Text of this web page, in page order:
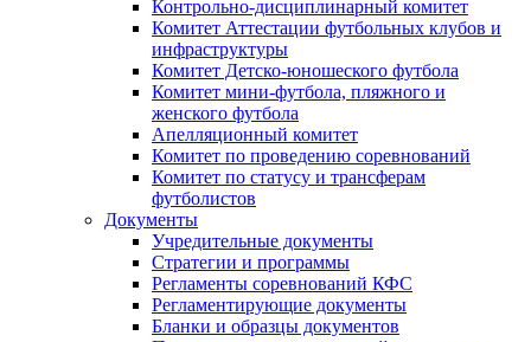
Контрольно-дисциплинарный комитет
Комитет Аттестации футбольных клубов и
инфраструктуры
Комитет Детско-юношеского футбола
Комитет мини-футбола, пляжного и
женского футбола
Апелляционный комитет
Комитет по проведению соревнований
Комитет по статусу и трансферам
футболистов
Документы
Учредительные документы
Стратегии и программы
Регламенты соревнований КФС
Регламентирующие документы
Бланки и образцы документов